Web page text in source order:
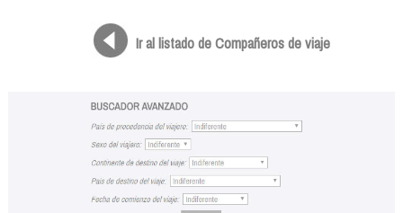
Ir al listado de Compañeros de viaje